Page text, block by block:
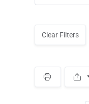
Clear Filters